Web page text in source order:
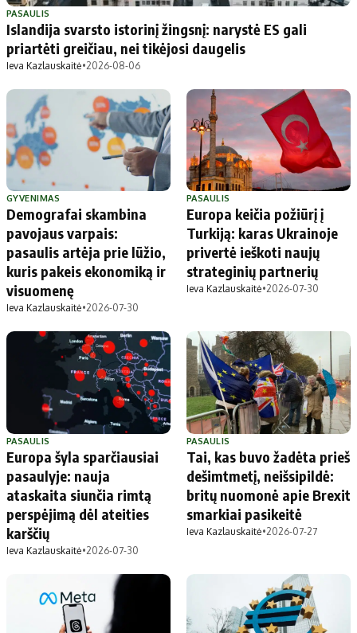
PASAULIS
Islandija svarsto istorinį žingsnį: narystė ES gali
priartėti greičiau, nei tikėjosi daugelis
Ieva Kazlauskaitė•2026-08-06
GYVENIMAS
Demografai skambina
pavojaus varpais:
pasaulis artėja prie lūžio,
kuris pakeis ekonomiką ir
visuomenę
Ieva Kazlauskaitė•2026-07-30
PASAULIS
Europa keičia požiūrį į
Turkiją: karas Ukrainoje
privertė ieškoti naujų
strateginių partnerių
Ieva Kazlauskaitė•2026-07-30
PASAULIS
Europa šyla sparčiausiai
pasaulyje: nauja
ataskaita siunčia rimtą
perspėjimą dėl ateities
karščių
Ieva Kazlauskaitė•2026-07-30
PASAULIS
Tai, kas buvo žadėta prieš
dešimtmetį, neišsipildė:
britų nuomonė apie Brexit
smarkiai pasikeitė
Ieva Kazlauskaitė•2026-07-27